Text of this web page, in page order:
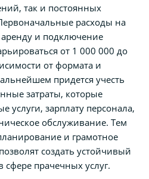
так и постоянных
расходы на
и подключение
от 1 000 000 до
от формата и
придется учесть
затраты, которые
услуги, зарплату персонала,
обслуживание. Тем
и грамотное
создать устойчивый
прачечных услуг.